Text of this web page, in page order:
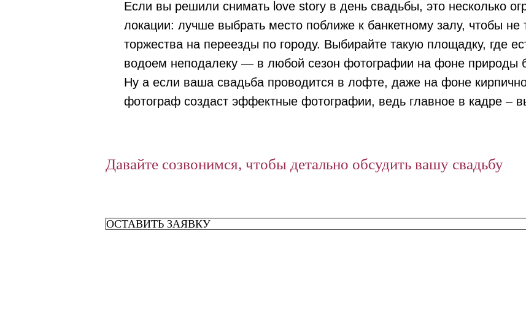
Если вы решили снимать love story в день свадьбы, это несколько
локации: лучше выбрать место поближе к банкетному залу, чтобы не
торжества на переезды по городу. Выбирайте такую площадку, где
водоем неподалеку — в любой сезон фотографии на фоне природы
Ну а если ваша свадьба проводится в лофте, даже на фоне
фотограф создаст эффектные фотографии, ведь главное в кадре –
Давайте созвонимся, чтобы детально обсудить вашу свадьбу
ОСТАВИТЬ ЗАЯВКУ